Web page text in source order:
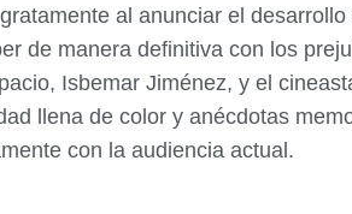
al anunciar el
de manera definitiva con los
Isbemar Jiménez, y el
llena de color y anécdotas
con la audiencia actual.